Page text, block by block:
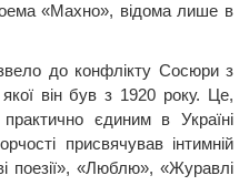
«Махно», відома лише в
до конфлікту Сосюри з
він був з 1920 року. Це,
єдиним в Україні
присвячував інтимній
поезії», «Люблю», «Журавлі